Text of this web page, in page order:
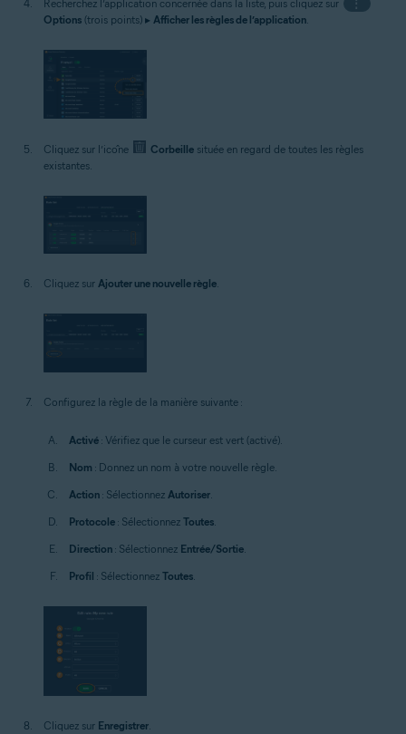
Recherchez l’application concernée dans la liste, puis cliquez sur
⋮
Options (trois points) ▸ Afficher les règles de l’application
Cliquez sur l’icône Corbeille située en regard de toutes les règles
existantes.
Cliquez sur Ajouter une nouvelle règle.
Configurez la règle de la manière suivante :
Activé : Vérifiez que le curseur est vert (activé).
Nom : Donnez un nom à votre nouvelle règle.
Action : Sélectionnez Autoriser.
Protocole : Sélectionnez Toutes.
Direction : Sélectionnez Entrée/Sortie.
Profil : Sélectionnez Toutes.
Cliquez sur Enregistrer.